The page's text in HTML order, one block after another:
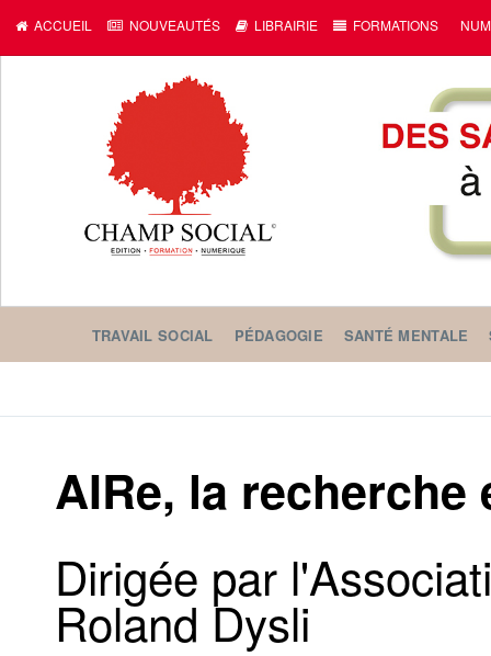
ACCUEIL NOUVEAUTÉS LIBRAIRIE FORMATIONS
TRAVAIL SOCIAL PÉDAGOGIE SANTÉ MENTALE
AIRe, la recherche
Dirigée par
Roland Dysli